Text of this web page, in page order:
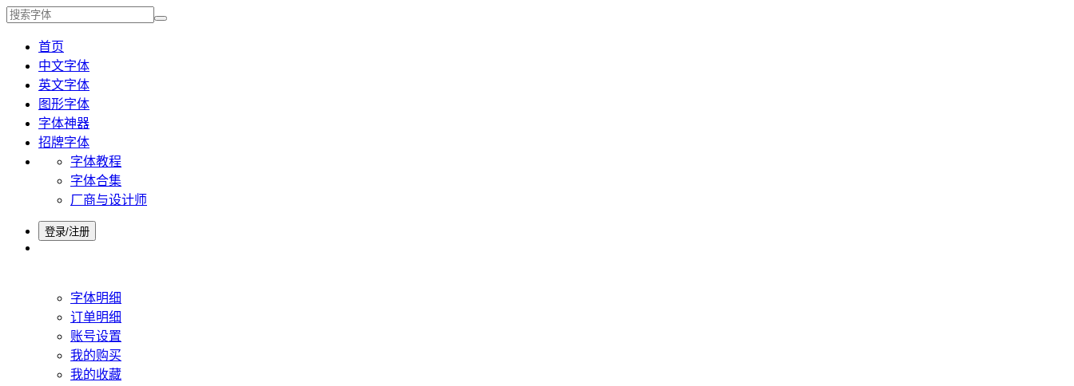
首页
中文字体
英文字体
图形字体
字体神器
招牌字体
字体教程
字体合集
厂商与设计师
登录/注册
字体明细
订单明细
账号设置
我的购买
我的收藏